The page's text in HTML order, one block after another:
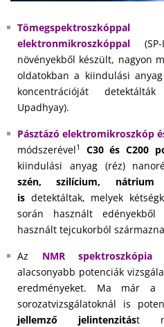
elektronmikroszkóppal (SP-
növényekből készült, nagyon
oldatokban a kiindulási anyag
koncentrációját
Upadhyay).
Pásztázó elektromikroszkóp
módszerével1 C30 és C200
kiindulási anyag (réz)
szén, szilícium, nátrium
is detektáltak, melyek
során használt
használt tejcukorból
Az NMR spektroszkópia
alacsonyabb potenciák
eredményeket. Ma már a
sorozatvizsgálatoknál is
jellemző jelintenzitást